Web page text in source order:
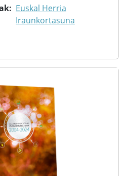
Euskal Herria
Iraunkortasuna